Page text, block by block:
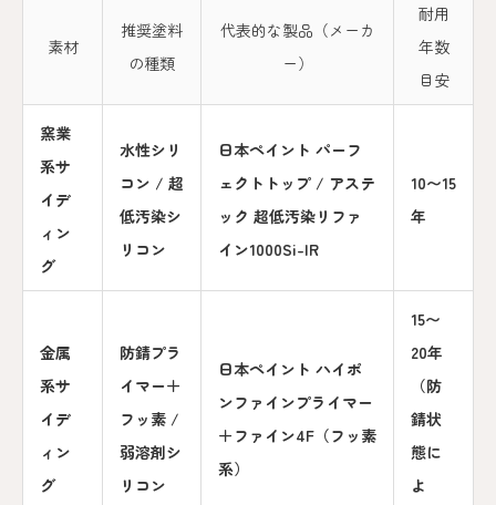
素材
推奨塗料
の種類
代表的な製品（メーカ
ー）
耐用
年数
目安
窯業
系サ
イデ
ィン
グ
水性シリ
コン / 超
低汚染シ
リコン
日本ペイント パーフ
ェクトトップ / アステ
ック 超低汚染リファ
イン1000Si-IR
10〜15
年
金属
系サ
イデ
ィン
グ
防錆プラ
イマー＋
フッ素 /
弱溶剤シ
リコン
日本ペイント ハイポ
ンファインプライマー
＋ファイン4F（フッ素
系）
15〜
20年
（防
錆状
態に
よ